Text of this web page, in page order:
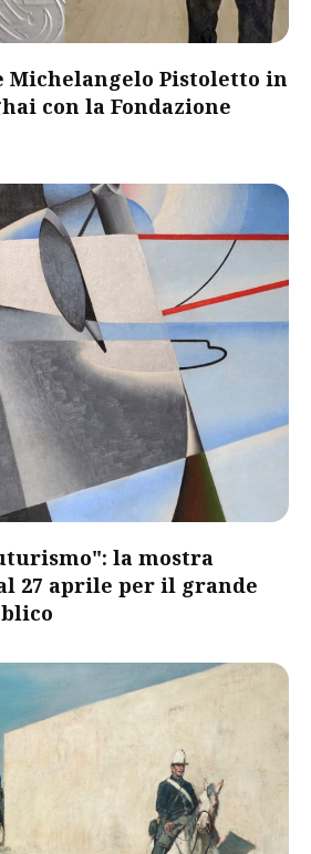
Michelangelo Pistoletto in
con la Fondazione
la mostra
27 aprile per il grande